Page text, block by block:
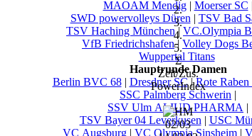
MAOAM Mendig| Moerser SC
SWD powervolleys Düren | TSV Bad
TSV Haching München| VC.Olympia
VfB Friedrichshafen| Volley Dogs
Wuppertal Titans
Hauptrunde Damen
Berlin BVC 68| Dresdner SC|Rote
SSC Palmberg Schwerin |
SSV Ulm ALIUD PHARMA |
TSV Bayer 04 Leverkusen | USC
VC Augsburg| VC Olympia Sinsheim|
2.
3.
4.
5.
Σ
Zeit/Zus.
PowerIndex
02/03